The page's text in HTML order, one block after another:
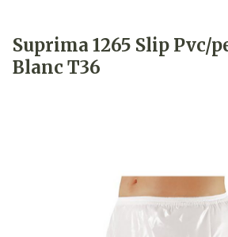
Suprima 1265 Slip Pvc/
Blanc T36